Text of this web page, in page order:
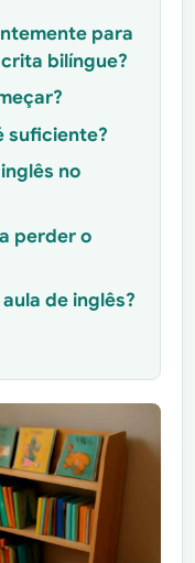
para
bilíngue?
suficiente?
no
perder o
de inglês?